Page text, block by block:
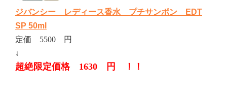
ジバンシー レディース香水 プチサンボン EDT
SP 50ml
定価 5500 円
↓
超絶限定価格 1630 円 ！！